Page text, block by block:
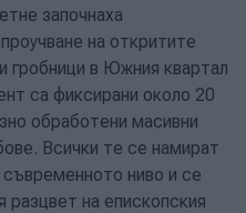
започнаха
на откритите
гробници в Южния квартал
са фиксирани около 20
обработени масивни
Всички те се намират
ниво и се
разцвет на епископския